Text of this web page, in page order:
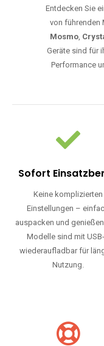
Entdecken Sie
von führenden
Mosmo,
Geräte sind für
Performance
Sofort
Keine komplizierten
Einstellungen –
auspacken und
Modelle sind mit
wiederaufladbar für
Nutzung.